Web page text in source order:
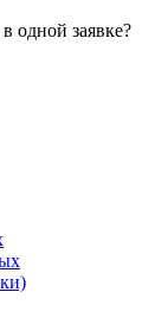
одной заявке?